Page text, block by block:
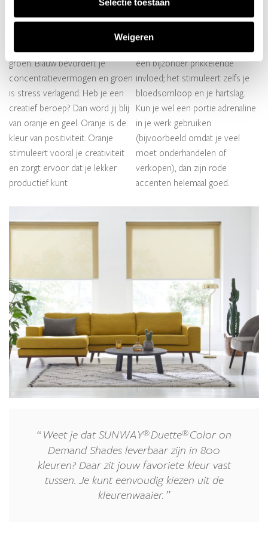
Weigeren
productiviteit. Zoek je rust in je
rustgevende kleuren blauw of
groen. Blauw bevordert je
concentratievermogen en groen
is stress verlagend. Heb je een
creatief beroep? Dan word jij blij
van oranje en geel. Oranje is de
kleur van positiviteit. Oranje
stimuleert vooral je creativiteit
en zorgt ervoor dat je lekker
productief kunt
sociale interactie kan
plaatsvinden. Moet jij geprikkeld
worden? Rood is de kleur van
een bijzonder prikkelende
invloed; het stimuleert zelfs je
bloedsomloop en je hartslag.
Kun je wel een portie adrenaline
in je werk gebruiken
(bijvoorbeeld omdat je veel
moet onderhandelen of
verkopen), dan zijn rode
accenten helemaal goed.
Weet je dat SUNWAY®Duette®Color on
Demand Shades leverbaar zijn in 800
kleuren? Daar zit jouw favoriete kleur vast
tussen. Je kunt eenvoudig kiezen uit de
kleurenwaaier.